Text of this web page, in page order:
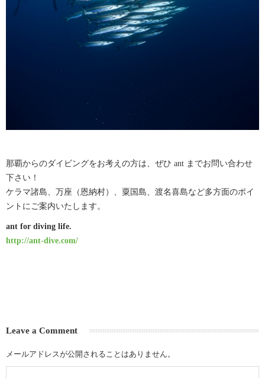
那覇からのダイビングをお考えの方は、ぜひ ant までお問い合わせ
下さい！
ケラマ諸島、万座（恩納村）、粟国島、渡名喜島など多方面のポイ
ントにご案内いたします。
ant for diving life.
http://ant-dive.com/
Leave a Comment
メールアドレスが公開されることはありません。